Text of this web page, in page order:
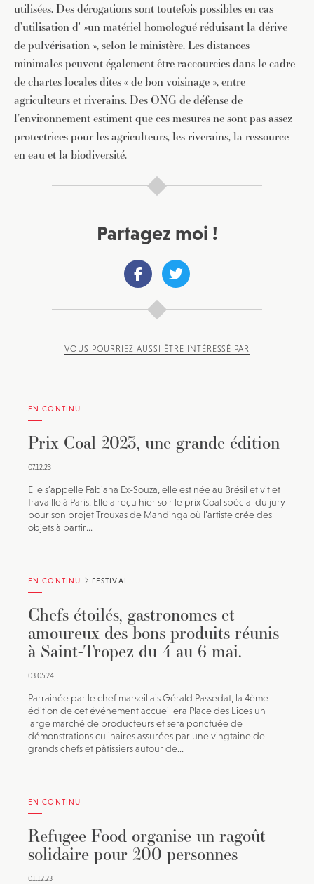
utilisées. Des dérogations sont toutefois possibles en cas
d’utilisation d' »un matériel homologué réduisant la dérive
de pulvérisation », selon le ministère. Les distances
minimales peuvent également être raccourcies dans le cadre
de chartes locales dites « de bon voisinage », entre
agriculteurs et riverains. Des ONG de défense de
l’environnement estiment que ces mesures ne sont pas assez
protectrices pour les agriculteurs, les riverains, la ressource
en eau et la biodiversité.
Partagez moi !
VOUS POURRIEZ AUSSI ÊTRE INTÉRESSÉ PAR
EN CONTINU
Prix Coal 2023, une grande édition
07.12.23
Elle s’appelle Fabiana Ex-Souza, elle est née au Brésil et vit et
travaille à Paris. Elle a reçu hier soir le prix Coal spécial du jury
pour son projet Trouxas de Mandinga où l’artiste crée des
objets à partir...
EN CONTINU FESTIVAL
Chefs étoilés, gastronomes et
amoureux des bons produits réunis
à Saint-Tropez du 4 au 6 mai.
03.05.24
Parrainée par le chef marseillais Gérald Passedat, la 4ème
édition de cet événement accueillera Place des Lices un
large marché de producteurs et sera ponctuée de
démonstrations culinaires assurées par une vingtaine de
grands chefs et pâtissiers autour de...
EN CONTINU
Refugee Food organise un ragoût
solidaire pour 200 personnes
01.12.23